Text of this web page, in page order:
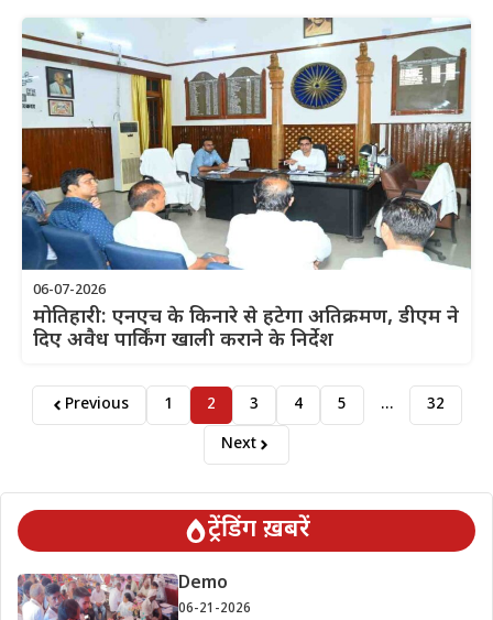
06-07-2026
मोतिहारी: एनएच के किनारे से हटेगा अतिक्रमण, डीएम ने
दिए अवैध पार्किंग खाली कराने के निर्देश
Previous 1 2 3 4 5 …
32
Next
ट्रेंडिंग ख़बरें
Demo
06-21-2026